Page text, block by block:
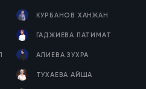
КУРБАНОВ ХАНЖАН
ГАДЖИЕВА ПАТИМАТ
АЛИЕВА ЗУХРА
ТУХАЕВА АЙША